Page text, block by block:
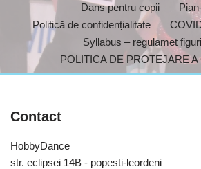
Dans pentru copii
Politică de confidențialitate
Syllabus – regulamet
POLITICA DE PROTEJARE A
Contact
HobbyDance
str. eclipsei 14B - popesti-leordeni